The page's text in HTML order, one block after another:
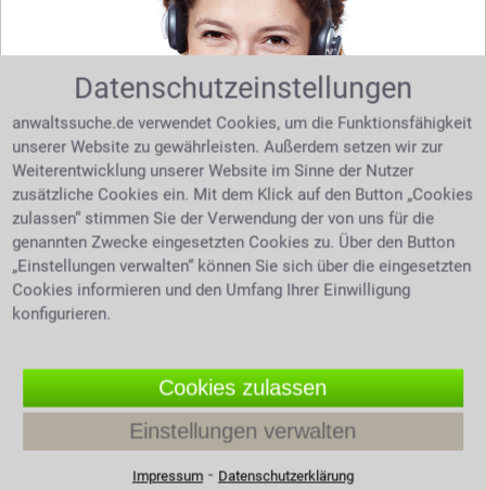
Sie benötigen Hilfe bei Ihrer Suche nach dem
richtigen Anwalt? Dann schreiben Sie uns über
unserKontaktformular. Wir helfen Ihnen kostenlos
und unverbindlich.
Filtern nach Großstädten
Berlin Bonn Bremen Dortmund
Düsseldorf Essen
Datenschutzeinstellungen
anwaltssuche.de verwendet Cookies, um die Funktionsfähigkeit
unserer Website zu gewährleisten. Außerdem setzen wir zur
Weiterentwicklung unserer Website im Sinne der Nutzer
zusätzliche Cookies ein. Mit dem Klick auf den Button „Cookies
zulassen“ stimmen Sie der Verwendung der von uns für die
genannten Zwecke eingesetzten Cookies zu. Über den Button
„Einstellungen verwalten“ können Sie sich über die eingesetzten
Cookies informieren und den Umfang Ihrer Einwilligung
konfigurieren.
Cookies zulassen
Einstellungen verwalten
Impressum⁃ Datenschutzerklärung